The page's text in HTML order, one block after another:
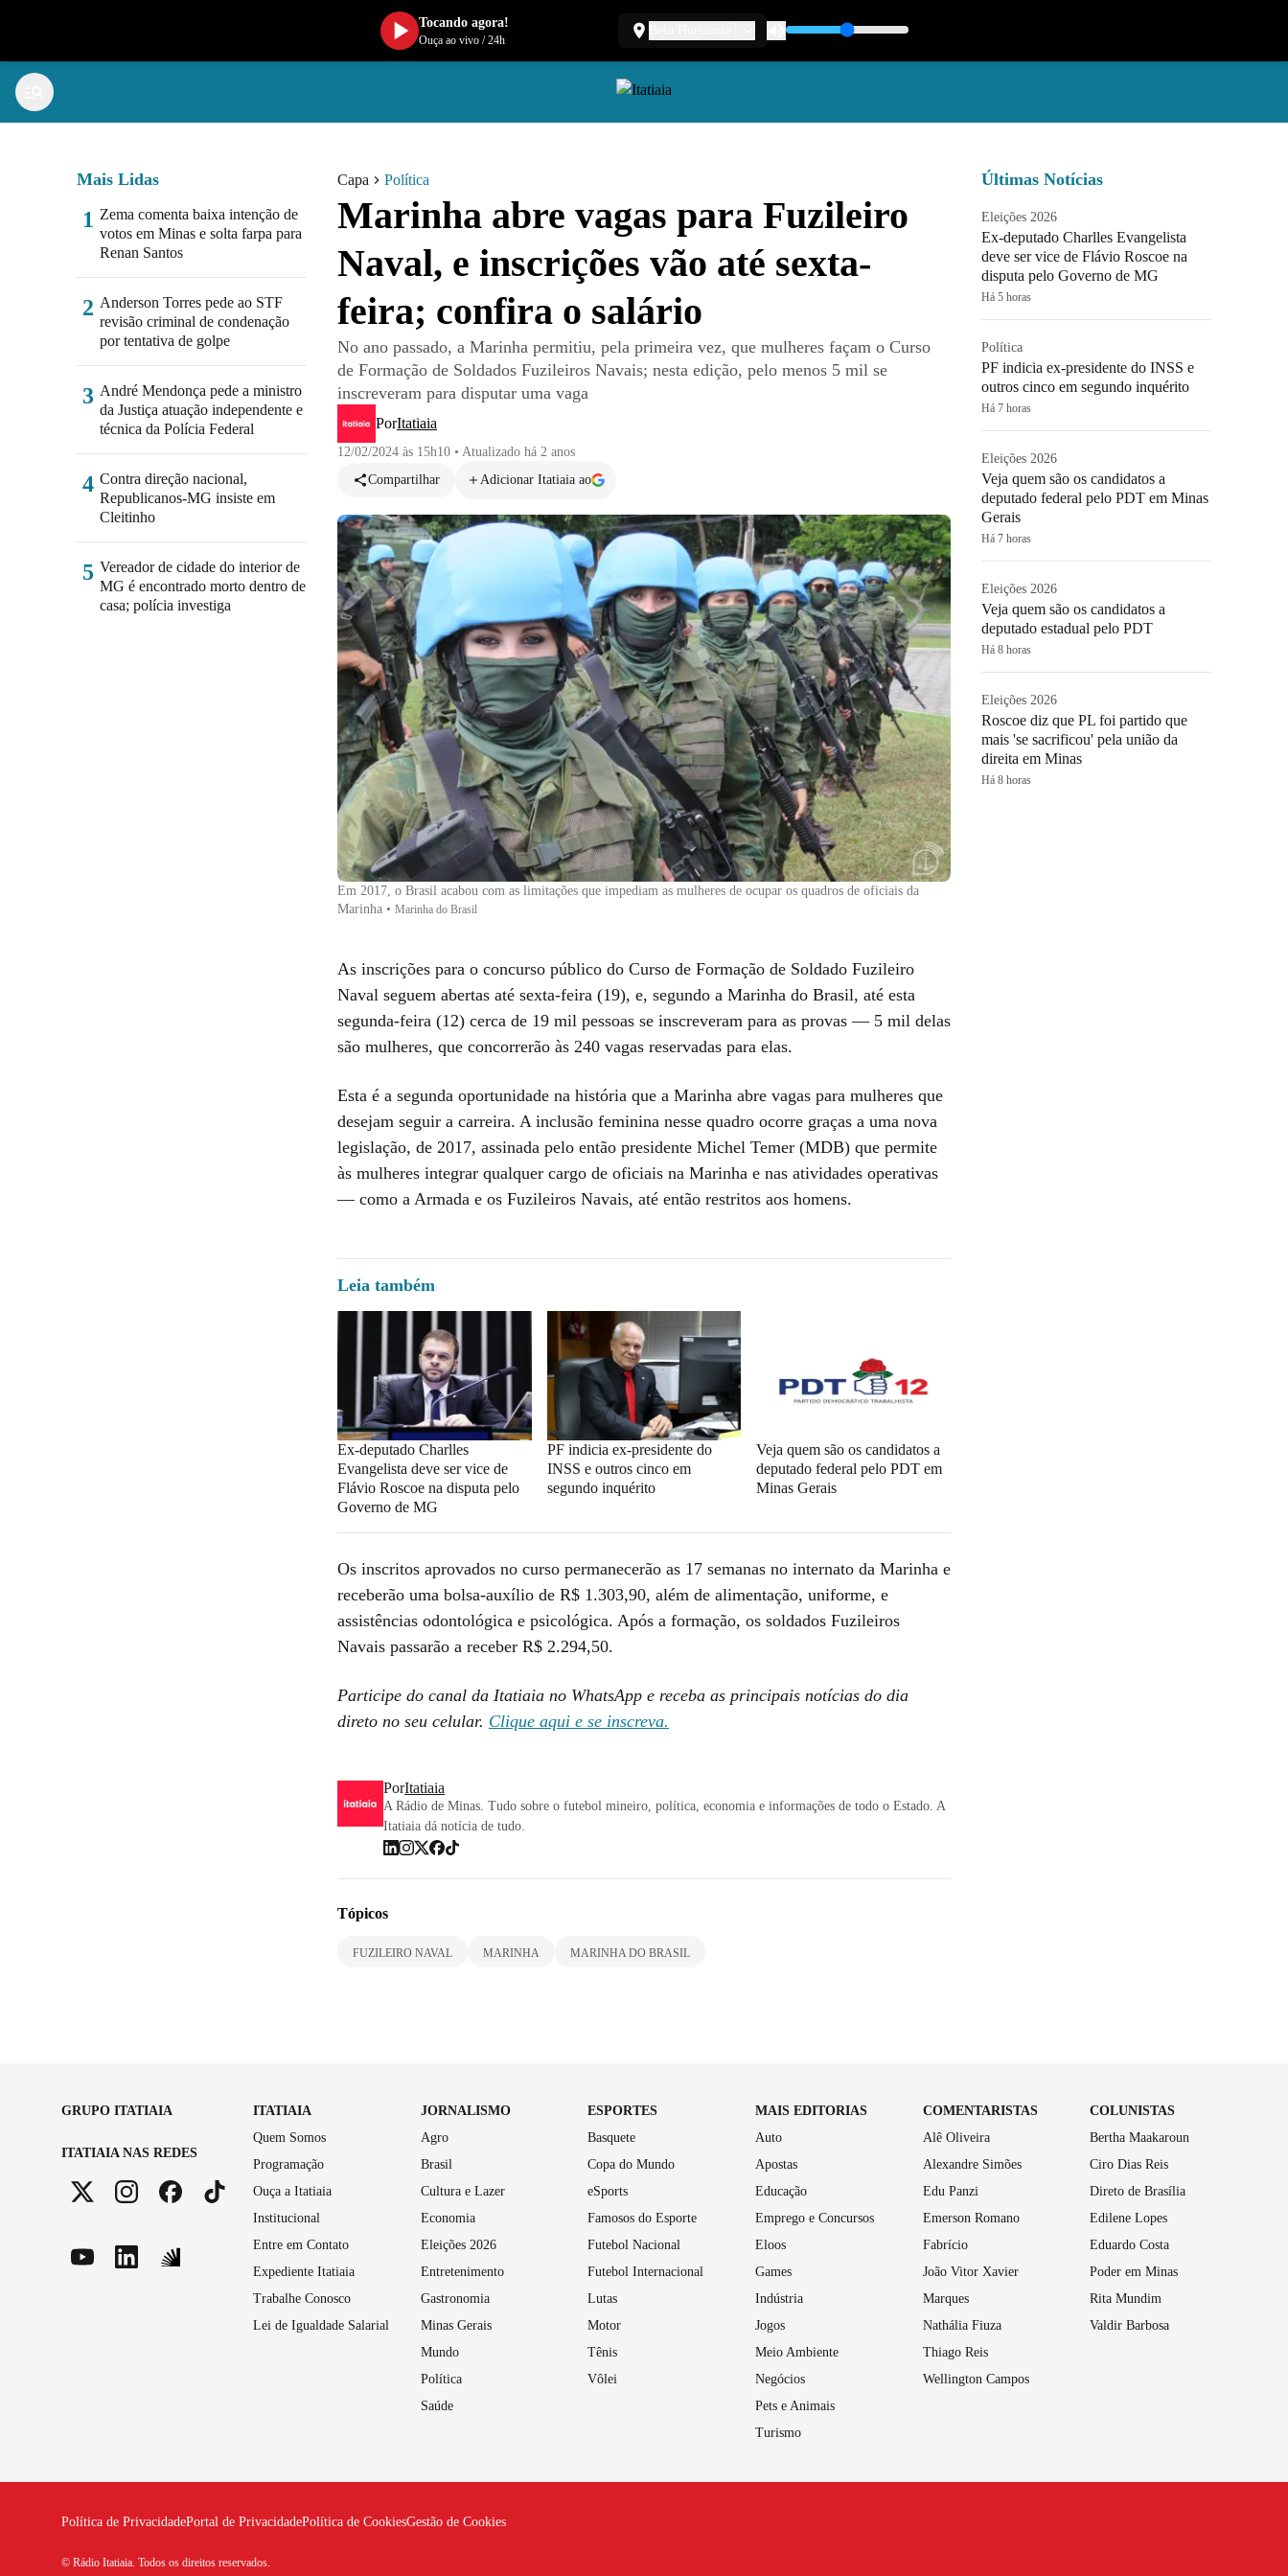
Capa Política
Marinha abre vagas para Fuzileiro
Naval, e inscrições vão até sexta-
feira; confira o salário
No ano passado, a Marinha permitiu, pela primeira vez, que mulheres façam o Curso
de Formação de Soldados Fuzileiros Navais; nesta edição, pelo menos 5 mil se
inscreveram para disputar uma vaga
PorItatiaia
12/02/2024 às 15h10 • Atualizado há 2 anos
Compartilhar
Adicionar Itatiaia ao
Em 2017, o Brasil acabou com as limitações que impediam as mulheres de ocupar os quadros de oficiais da
Marinha • Marinha do Brasil
As inscrições para o concurso público do Curso de Formação de Soldado Fuzileiro
Naval seguem abertas até sexta-feira (19), e, segundo a Marinha do Brasil, até esta
segunda-feira (12) cerca de 19 mil pessoas se inscreveram para as provas — 5 mil delas
são mulheres, que concorrerão às 240 vagas reservadas para elas.
Esta é a segunda oportunidade na história que a Marinha abre vagas para mulheres que
desejam seguir a carreira. A inclusão feminina nesse quadro ocorre graças a uma nova
legislação, de 2017, assinada pelo então presidente Michel Temer (MDB) que permite
às mulheres integrar qualquer cargo de oficiais na Marinha e nas atividades operativas
— como a Armada e os Fuzileiros Navais, até então restritos aos homens.
Leia também
Ex-deputado Charlles
Evangelista deve ser vice de
Flávio Roscoe na disputa pelo
Governo de MG
PF indicia ex-presidente do
INSS e outros cinco em
segundo inquérito
Veja quem são os candidatos a
deputado federal pelo PDT em
Minas Gerais
Os inscritos aprovados no curso permanecerão as 17 semanas no internato da Marinha e
receberão uma bolsa-auxílio de R$ 1.303,90, além de alimentação, uniforme, e
assistências odontológica e psicológica. Após a formação, os soldados Fuzileiros
Navais passarão a receber R$ 2.294,50.
Participe do canal da Itatiaia no WhatsApp e receba as principais notícias do dia
direto no seu celular. Clique aqui e se inscreva.
PorItatiaia
A Rádio de Minas. Tudo sobre o futebol mineiro, política, economia e informações de todo o Estado. A
Itatiaia dá notícia de tudo.
Tópicos
FUZILEIRO NAVAL MARINHA MARINHA DO BRASIL
Mais Lidas
1 Zema comenta baixa intenção de
votos em Minas e solta farpa para
Renan Santos
2 Anderson Torres pede ao STF
revisão criminal de condenação
por tentativa de golpe
3 André Mendonça pede a ministro
da Justiça atuação independente e
técnica da Polícia Federal
4 Contra direção nacional,
Republicanos-MG insiste em
Cleitinho
5 Vereador de cidade do interior de
MG é encontrado morto dentro de
casa; polícia investiga
Últimas Notícias
Eleições 2026
Ex-deputado Charlles Evangelista
deve ser vice de Flávio Roscoe na
disputa pelo Governo de MG
Há 5 horas
Política
PF indicia ex-presidente do INSS e
outros cinco em segundo inquérito
Há 7 horas
Eleições 2026
Veja quem são os candidatos a
deputado federal pelo PDT em Minas
Gerais
Há 7 horas
Eleições 2026
Veja quem são os candidatos a
deputado estadual pelo PDT
Há 8 horas
Eleições 2026
Roscoe diz que PL foi partido que
mais 'se sacrificou' pela união da
direita em Minas
Há 8 horas
GRUPO ITATIAIA
ITATIAIA NAS REDES
ITATIAIA
Quem Somos
Programação
Ouça a Itatiaia
Institucional
Entre em Contato
Expediente Itatiaia
Trabalhe Conosco
Lei de Igualdade Salarial
JORNALISMO
Agro
Brasil
Cultura e Lazer
Economia
Eleições 2026
Entretenimento
Gastronomia
Minas Gerais
Mundo
Política
Saúde
ESPORTES
Basquete
Copa do Mundo
eSports
Famosos do Esporte
Futebol Nacional
Futebol Internacional
Lutas
Motor
Tênis
Vôlei
MAIS EDITORIAS
Auto
Apostas
Educação
Emprego e Concursos
Eloos
Games
Indústria
Jogos
Meio Ambiente
Negócios
Pets e Animais
Turismo
COMENTARISTAS
Alê Oliveira
Alexandre Simões
Edu Panzi
Emerson Romano
Fabrício
João Vitor Xavier
Marques
Nathália Fiuza
Thiago Reis
Wellington Campos
COLUNISTAS
Bertha Maakaroun
Ciro Dias Reis
Direto de Brasília
Edilene Lopes
Eduardo Costa
Poder em Minas
Rita Mundim
Valdir Barbosa
Política de PrivacidadePortal de PrivacidadePolítica de CookiesGestão de Cookies
© Rádio Itatiaia. Todos os direitos reservados.
Tocando agora!
Ouça ao vivo/24h